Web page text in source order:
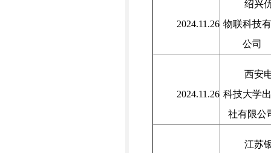
2024.11.26
绍兴
物联科技
公司
2024.11.26
西安
科技大学
社有限公
江苏